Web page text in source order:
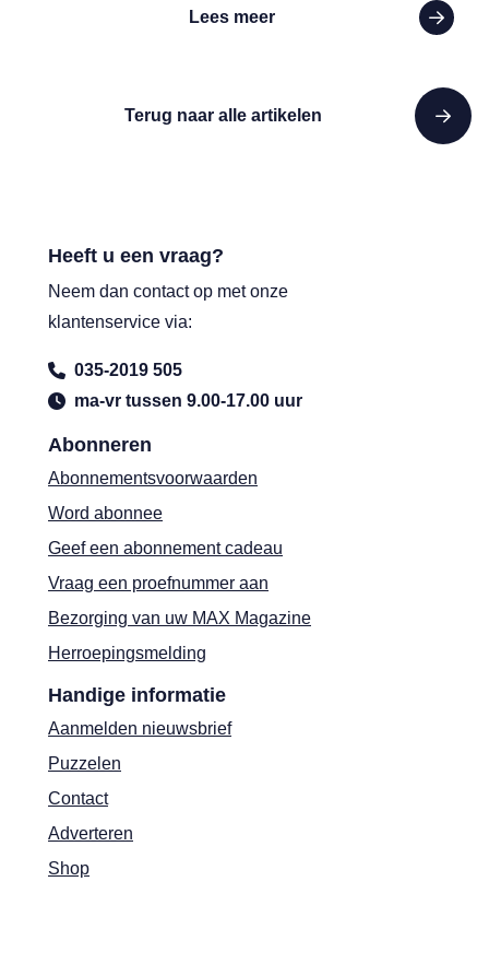
Lees meer
Terug naar alle artikelen
Abonneren
Abonnementsvoorwaarden
Word abonnee
Geef een abonnement cadeau
Vraag een proefnummer aan
Bezorging van uw MAX Magazine
Herroepingsmelding
Handige informatie
Aanmelden nieuwsbrief
Puzzelen
Contact
Adverteren
Shop
Heeft u een vraag?
Neem dan contact op met onze
klantenservice via:
035-2019 505
ma-vr tussen 9.00-17.00 uur